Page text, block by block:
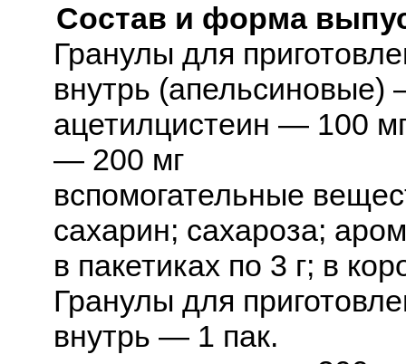
Состав и форма
Гранулы для
внутрь (апельсиновые)
ацетилцистеин — 100
— 200 мг
вспомогательные
сахарин; сахароза;
в пакетиках по 3 г; в
Гранулы для
внутрь — 1 пак.